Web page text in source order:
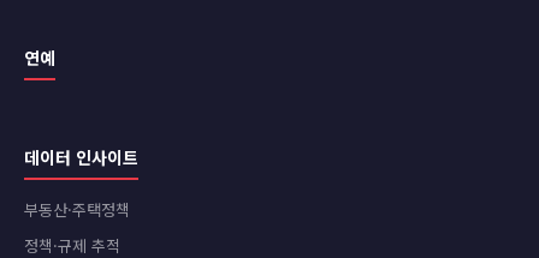
연예
데이터 인사이트
부동산·주택정책
정책·규제 추적